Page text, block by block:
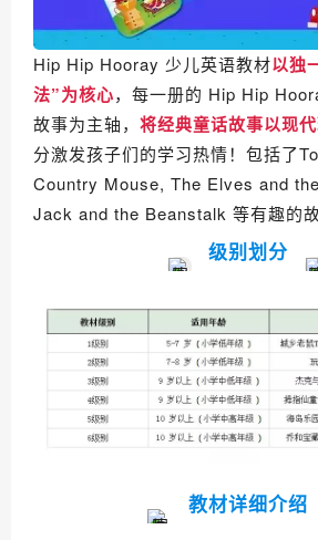
Hip Hip Hooray 少儿英语教材以独
法”为核心，每一册的 Hip Hip
故事为主轴， 将经典童话故事以现
分激发孩子们的学习热情！包括了
Country Mouse, The Elves and
Jack and the Beanstalk 等有趣的故
级别划分
教材详细介绍